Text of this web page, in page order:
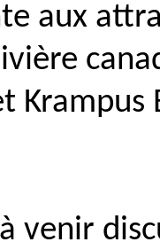
aux
Krampus
venir